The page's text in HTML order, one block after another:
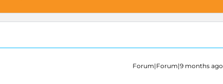
Forum|Forum|9 months ago